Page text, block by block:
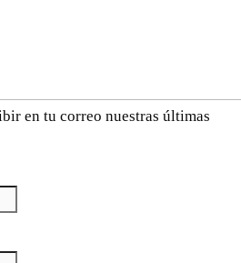
en tu correo nuestras últimas